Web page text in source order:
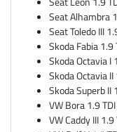
Seat Alhambra
Seat Toledo III
Skoda Fabia 1.9
Skoda Octavia I
Skoda Octavia II
Skoda Superb II
VW Bora 1.9 TDI
VW Caddy III 1.9